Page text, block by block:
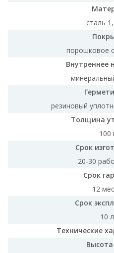
сталь
порошковое
Внутреннее
резиновый
Толщина
100
Срок
20-30
Срок
12
Срок
10
Технические